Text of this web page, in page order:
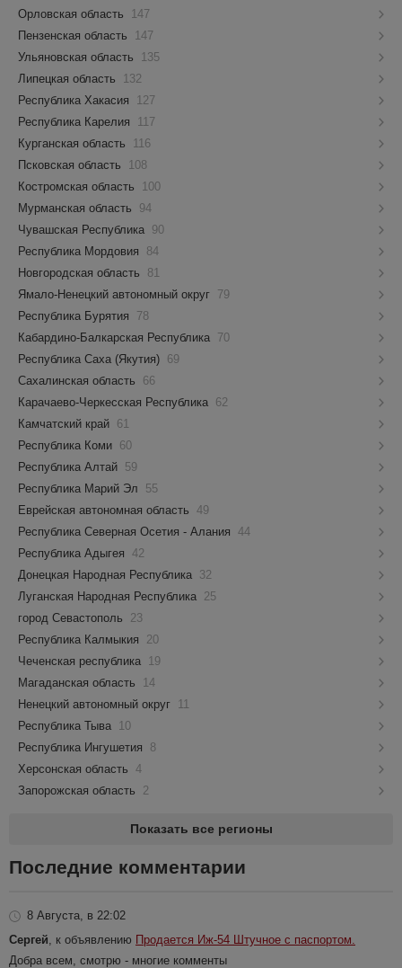
Орловская область
147
Пензенская область
147
Ульяновская область
135
Липецкая область
132
Республика Хакасия
127
Республика Карелия
117
Курганская область
116
Псковская область
108
Костромская область
100
Мурманская область
94
Чувашская Республика 90
Республика Мордовия
84
Новгородская область
81
Ямало-Ненецкий автономный округ 79
Республика Бурятия
78
Кабардино-Балкарская Республика 70
Республика Саха (Якутия) 69
Сахалинская область
66
Карачаево-Черкесская Республика 62
Камчатский край 61
Республика Коми 60
Республика Алтай 59
Республика Марий Эл
55
Еврейская автономная область 49
Республика Северная Осетия - Алания 44
Республика Адыгея 42
Донецкая Народная Республика 32
Луганская Народная Республика 25
город Севастополь
23
Республика Калмыкия
20
Чеченская республика 19
Магаданская область
14
Ненецкий автономный округ 11
Республика Тыва 10
Республика Ингушетия
8
Херсонская область 4
Запорожская область
2
Показать все регионы
Последние комментарии
8 Августа, в 22:02
Сергей , к объявлению Продается Иж-54 Штучное с паспортом.
Добра всем, смотрю - многие комменты